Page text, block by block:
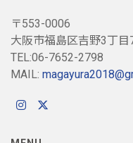
〒553-0006
大阪市福島区吉野3丁
TEL:06-7652-2798
MAIL: